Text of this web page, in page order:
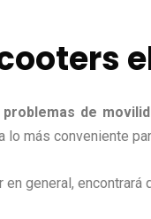
de
más conveniente
general,